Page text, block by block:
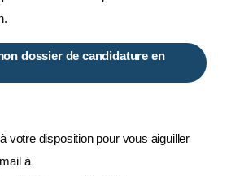
dossier de candidature en
votre disposition pour vous aiguiller
à